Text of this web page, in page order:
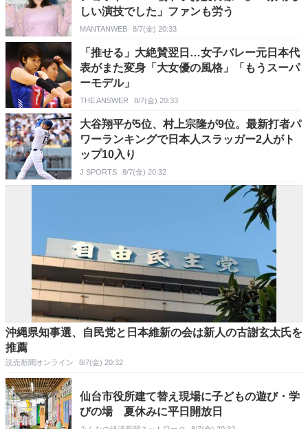
しい演技でした」ファンも労う
MANTANWEB 8/7(金) 20:33
「推せる」大絶賛翌日…女子バレー元日本代
表がまた変身「大女優の風格」「もうスーパ
ーモデル」
THE ANSWER 8/7(金) 20:33
大谷翔平が5位、村上宗隆が9位。最新打者パ
ワーランキングで日本人スラッガー2人がト
ップ10入り
J SPORTS 8/7(金) 20:32
沖縄県知事選、自民党と日本維新の会は新人の古謝玄太氏を
推薦
読売新聞オンライン 8/7(金) 20:32
仙台市役所建て替え現場に子どもの遊び・学
びの場 夏休みに平日開放日